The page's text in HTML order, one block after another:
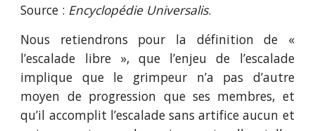
Source : Encyclopédie Universalis.
Nous retiendrons pour la définition de «
l’escalade libre », que l’enjeu de l’escalade
implique que le grimpeur n’a pas d’autre
moyen de progression que ses membres, et
qu’il accomplit l’escalade sans artifice aucun et